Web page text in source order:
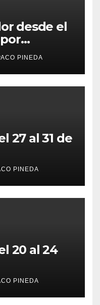
desde el
PINEDA
27 al 31 de
PINEDA
20 al 24
PINEDA